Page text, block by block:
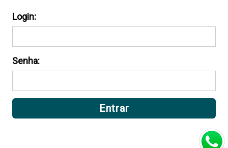
Login:
Senha: